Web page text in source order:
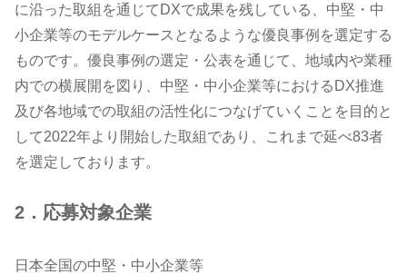
に沿った取組を通じてDXで成果を残している、中堅・中
小企業等のモデルケースとなるような優良事例を選定する
ものです。優良事例の選定・公表を通じて、地域内や業種
内での横展開を図り、中堅・中小企業等におけるDX推進
及び各地域での取組の活性化につなげていくことを目的と
して2022年より開始した取組であり、これまで延べ83者
を選定しております。
2．応募対象企業
日本全国の中堅・中小企業等